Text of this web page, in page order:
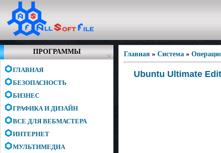
ПРОГРАММЫ
ГЛАВНАЯ
БЕЗОПАСНОСТЬ
БИЗНЕС
ГРАФИКА И ДИЗАЙН
ВСЕ ДЛЯ ВЕБМАСТЕРА
ИНТЕРНЕТ
МУЛЬТИМЕДИА
Главная » Система »
Ubuntu Ultimate